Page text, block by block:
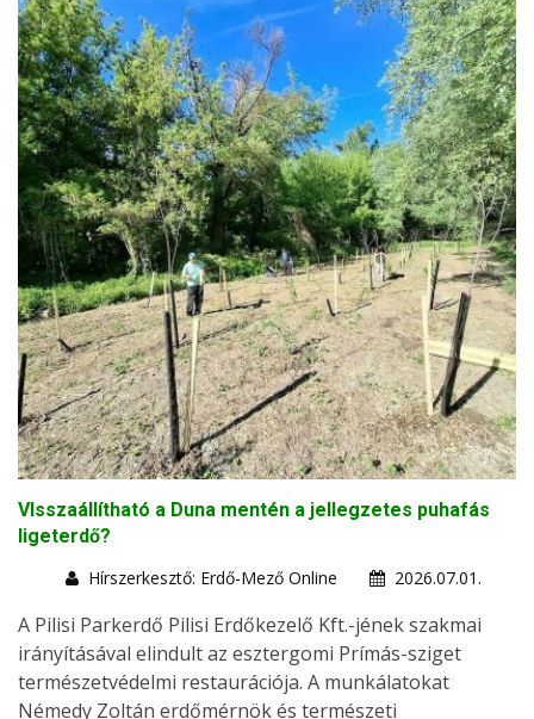
VIsszaállítható a Duna mentén a jellegzetes puhafás
ligeterdő?
Hírszerkesztő: Erdő-Mező Online
2026.07.01.
A Pilisi Parkerdő Pilisi Erdőkezelő Kft.-jének szakmai
irányításával elindult az esztergomi Prímás-sziget
természetvédelmi restaurációja. A munkálatokat
Némedy Zoltán erdőmérnök és természeti